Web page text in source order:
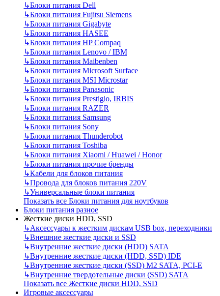
↳Блоки питания Dell
↳Блоки питания Fujitsu Siemens
↳Блоки питания Gigabyte
↳Блоки питания HASEE
↳Блоки питания HP Compaq
↳Блоки питания Lenovo / IBM
↳Блоки питания Maibenben
↳Блоки питания Microsoft Surface
↳Блоки питания MSI Microstar
↳Блоки питания Panasonic
↳Блоки питания Prestigio, IRBIS
↳Блоки питания RAZER
↳Блоки питания Samsung
↳Блоки питания Sony
↳Блоки питания Thunderobot
↳Блоки питания Toshiba
↳Блоки питания Xiaomi / Huawei / Honor
↳Блоки питания прочие бренды
↳Кабели для блоков питания
↳Провода для блоков питания 220V
↳Универсальные блоки питания
Показать все Блоки питания для ноутбуков
Блоки питания разное
Жесткие диски HDD, SSD
↳Аксессуары к жестким дискам USB box, переходники
↳Внешние жесткие диски и SSD
↳Внутренние жесткие диски (HDD) SATA
↳Внутренние жесткие диски (HDD, SSD) IDE
↳Внутренние жесткие диски (SSD) M2 SATA, PCI-E
↳Внутренние твердотельные диски (SSD) SATA
Показать все Жесткие диски HDD, SSD
Игровые аксессуары